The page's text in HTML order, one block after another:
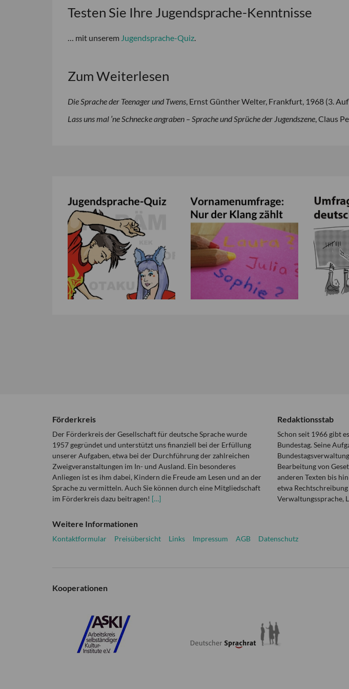
Testen Sie Ihre Jugendsprache-Kenntnisse
… mit unserem Jugendsprache-Quiz.
Zum Weiterlesen
Die Sprache der Teenager und Twens, Ernst Günther Welter, Frankfurt, 1968 (3.
Lass uns mal ′ne Schnecke angraben – Sprache und Sprüche der Jugendszene, Claus
Förderkreis
Der Förderkreis der Gesellschaft für deutsche Sprache wurde
1957 gegründet und unterstützt uns finanziell bei der Erfüllung
unserer Aufgaben, etwa bei der Durchführung der zahlreichen
Zweigveranstaltungen im In- und Ausland. Ein besonderes
Anliegen ist es ihm dabei, Kindern die Freude am Lesen und an der
Sprache zu vermitteln. Auch Sie können durch eine Mitgliedschaft
im Förderkreis dazu beitragen! […]
Redaktionsstab
Schon seit 1966 gibt
Bundestag. Seine
Bearbeitung von
anderen Texten bis
etwa
Verwaltungssprache,
Weitere Informationen
Kontaktformular Preisübersicht Links Impressum AGB Datenschutz
Kooperationen